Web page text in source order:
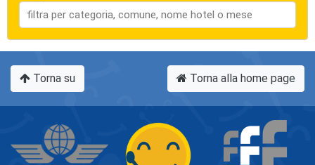
Torna su Torna alla home page